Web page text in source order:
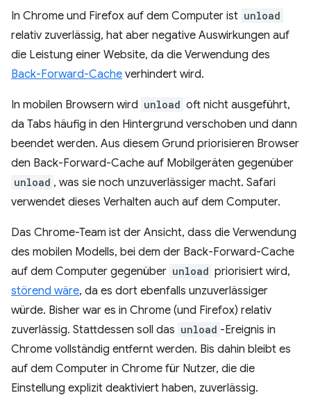
In Chrome und Firefox auf dem Computer ist unload
relativ zuverlässig, hat aber negative Auswirkungen auf
die Leistung einer Website, da die Verwendung des
Back-Forward-Cache verhindert wird.
In mobilen Browsern wird unload oft nicht ausgeführt,
da Tabs häufig in den Hintergrund verschoben und dann
beendet werden. Aus diesem Grund priorisieren Browser
den Back-Forward-Cache auf Mobilgeräten gegenüber
unload , was sie noch unzuverlässiger macht. Safari
verwendet dieses Verhalten auch auf dem Computer.
Das Chrome-Team ist der Ansicht, dass die Verwendung
des mobilen Modells, bei dem der Back-Forward-Cache
auf dem Computer gegenüber unload priorisiert wird,
störend wäre, da es dort ebenfalls unzuverlässiger
würde. Bisher war es in Chrome (und Firefox) relativ
zuverlässig. Stattdessen soll das unload -Ereignis in
Chrome vollständig entfernt werden. Bis dahin bleibt es
auf dem Computer in Chrome für Nutzer, die die
Einstellung explizit deaktiviert haben, zuverlässig.